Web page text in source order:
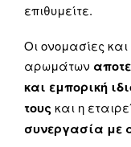
επιθυμείτε.
Οι ονομασίες
αρωμάτων
και εμπορική
τους και η
συνεργασία με